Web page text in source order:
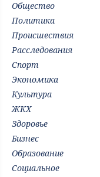
Общество
Политика
Происшествия
Расследования
Спорт
Экономика
Культура
ЖКХ
Здоровье
Бизнес
Образование
Социальное